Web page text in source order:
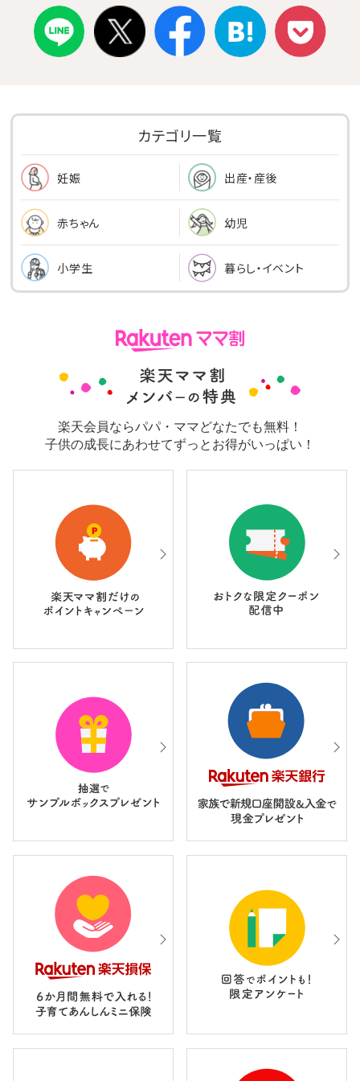
カテゴリ一覧
妊娠 出産・産後
赤ちゃん 幼児
小学生 暮らし・イベント
楽天会員ならパパ・ママどなたでも無料！
子供の成長にあわせてずっとお得がいっぱい！